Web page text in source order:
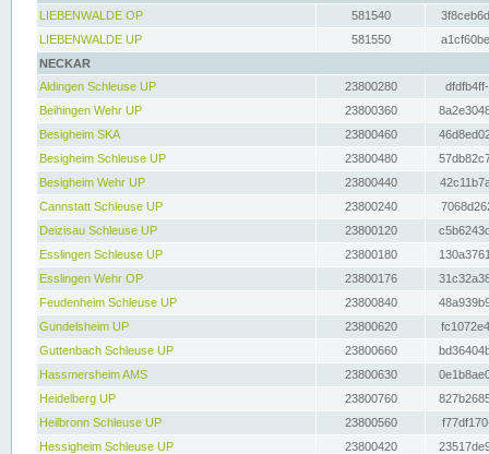
LIEBENWALDE OP
581540
LIEBENWALDE UP
581550
NECKAR
Aldingen Schleuse UP
23800280
Beihingen Wehr UP
23800360
Besigheim SKA
23800460
Besigheim Schleuse UP
23800480
Besigheim Wehr UP
23800440
Cannstatt Schleuse UP
23800240
Deizisau Schleuse UP
23800120
Esslingen Schleuse UP
23800180
Esslingen Wehr OP
23800176
Feudenheim Schleuse UP
23800840
Gundelsheim UP
23800620
Guttenbach Schleuse UP
23800660
Hassmersheim AMS
23800630
Heidelberg UP
23800760
Heilbronn Schleuse UP
23800560
Hessigheim Schleuse UP
23800420